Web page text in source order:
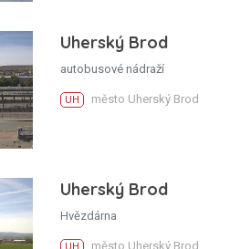
Uherský Brod
autobusové nádraží
UH město Uherský Brod
Uherský Brod
Hvězdárna
město Uherský Brod